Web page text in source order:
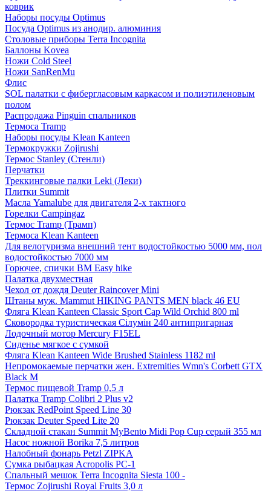
коврик
Наборы посуды Optimus
Посуда Optimus из анодир. алюминия
Столовые приборы Terra Incognita
Баллоны Kovea
Ножи Cold Steel
Ножи SanRenMu
Флис
SOL палатки с фибергласовым каркасом и полиэтиленовым
полом
Распродажа Pinguin спальников
Термоса Tramp
Наборы посуды Klean Kanteen
Термокружки Zojirushi
Термос Stanley (Стенли)
Перчатки
Треккинговые палки Leki (Леки)
Плитки Summit
Масла Yamalube для двигателя 2-х тактного
Горелки Campingaz
Термос Tramp (Трамп)
Термоса Klean Kanteen
Для велотуризма внешний тент водостойкостью 5000 мм, пол
водостойкостью 7000 мм
Горючее, спички BM Easy hike
Палатка двухместная
Чехол от дождя Deuter Raincover Mini
Штаны муж. Mammut HIKING PANTS MEN black 46 EU
Фляга Klean Kanteen Classic Sport Cap Wild Orchid 800 ml
Сковородка туристическая Сілумін 240 антипригарная
Лодочный мотор Mercury F15EL
Сиденье мягкое с сумкой
Фляга Klean Kanteen Wide Brushed Stainless 1182 ml
Непромокаемые перчатки жен. Extremities Wmn's Corbett GTX
Black M
Термос пищевой Tramp 0,5 л
Палатка Tramp Colibri 2 Plus v2
Рюкзак RedPoint Speed Line 30
Рюкзак Deuter Speed Lite 20
Складной стакан Summit MyBento Midi Pop Cup серый 355 мл
Насос ножной Borika 7,5 литров
Налобный фонарь Petzl ZIPKA
Сумка рыбацкая Acropolis РС-1
Спальный мешок Terra Incognita Siesta 100 -
Термос Zojirushi Royal Fruits 3,0 л